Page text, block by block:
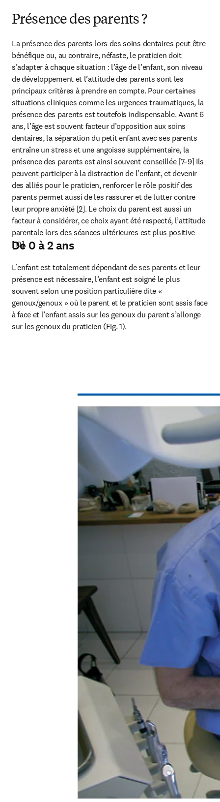
Présence des parents ?
La présence des parents lors des soins dentaires peut être
bénéfique ou, au contraire, néfaste, le praticien doit
s’adapter à chaque situation : l’âge de l’enfant, son niveau
de développement et l’attitude des parents sont les
principaux critères à prendre en compte. Pour certaines
situations cliniques comme les urgences traumatiques, la
présence des parents est toutefois indispensable. Avant 6
ans, l’âge est souvent facteur d’opposition aux soins
dentaires, la séparation du petit enfant avec ses parents
entraîne un stress et une angoisse supplémentaire, la
présence des parents est ainsi souvent conseillée [7–9] Ils
peuvent participer à la distraction de l’enfant, et devenir
des alliés pour le praticien, renforcer le rôle positif des
parents permet aussi de les rassurer et de lutter contre
leur propre anxiété [2]. Le choix du parent est aussi un
facteur à considérer, ce choix ayant été respecté, l’attitude
parentale lors des séances ultérieures est plus positive
[10].
De 0 à 2 ans
L’enfant est totalement dépendant de ses parents et leur
présence est nécessaire, l’enfant est soigné le plus
souvent selon une position particulière dite «
genoux/genoux » où le parent et le praticien sont assis face
à face et l’enfant assis sur les genoux du parent s’allonge
sur les genoux du praticien (Fig. 1).